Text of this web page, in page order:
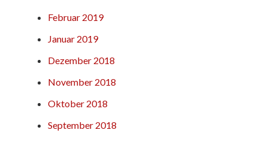
Februar 2019
Januar 2019
Dezember 2018
November 2018
Oktober 2018
September 2018